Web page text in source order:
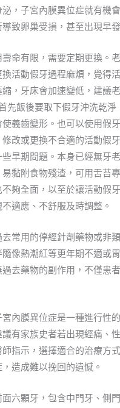
泌，子宮內膜異位症就有機
致卵巢受損，甚至出現早
命有限，需要定期更換。
活動假牙過程麻煩，覺得
縮，牙床會加速變低，建議
先飯後要取下假牙沖洗乾
義齒變形。也可以使用假
改或更換不合適的活動假
早期問題。本身已經無牙
黏附食物殘渣，可用舌苔
夠全面，以至於讓活動假
適應、不舒服及時調整。
常用的停經針劑藥物或非
像熱潮紅等更年期不適或
去藥物的副作用，不僅患
內膜異位症是一種進行性
有家族史者若出現經痛、
指示，選擇適合的治療方
造成難以挽回的遺憾。
六顆牙，包含中門牙、側